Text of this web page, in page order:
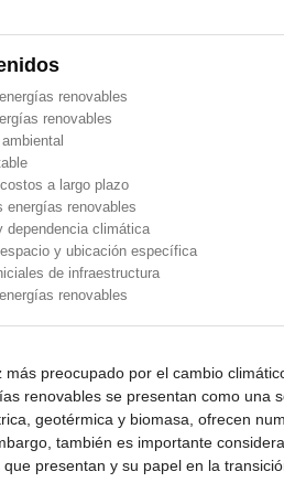
renovables
renovables
a largo plazo
energías renovables
dependencia climática
y ubicación específica
de infraestructura
renovables
más preocupado por el cambio
renovables se presentan como una
geotérmica y biomasa, ofrecen
también es importante
presentan y su papel en la